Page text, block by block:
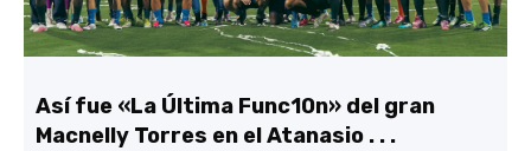
Así fue «La Última Func10n» del gran
Macnelly Torres en el Atanasio . . .